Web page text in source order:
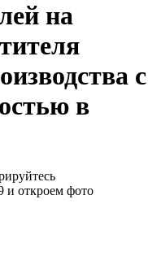
на
с
в
и откроем фото